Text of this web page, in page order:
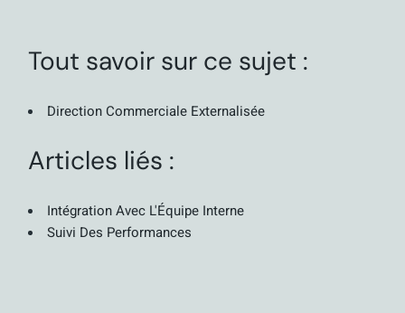
Tout savoir sur ce sujet :
Direction Commerciale Externalisée
Articles liés :
Intégration Avec L'Équipe Interne
Suivi Des Performances